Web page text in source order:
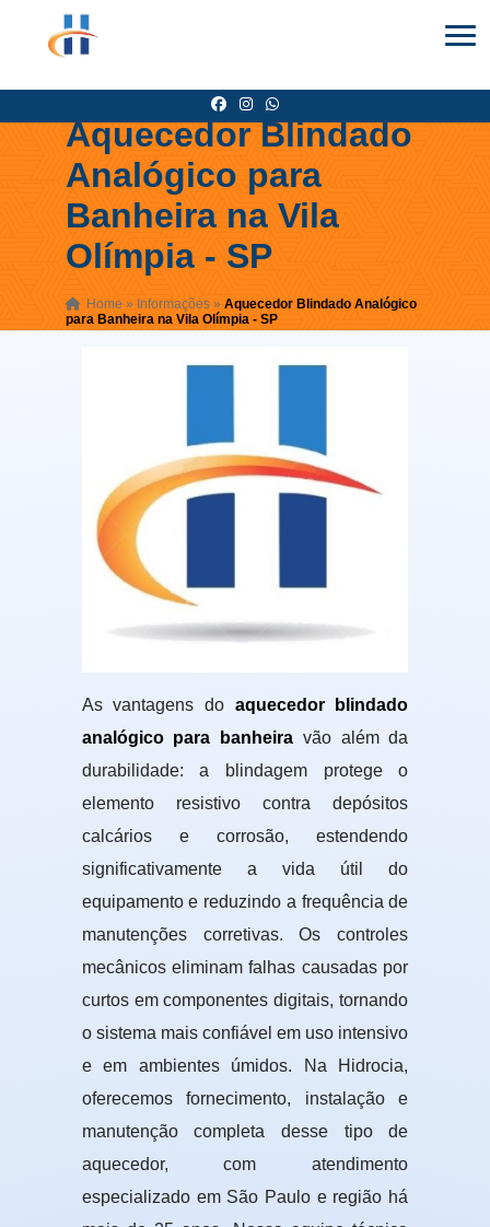
Aquecedor Blindado
Analógico para
Banheira na Vila
Olímpia - SP
Home » Informações » Aquecedor Blindado Analógico
para Banheira na Vila Olímpia - SP
As vantagens do aquecedor blindado
analógico para banheira vão além da
durabilidade: a blindagem protege o
elemento resistivo contra depósitos
calcários e corrosão, estendendo
significativamente a vida útil do
equipamento e reduzindo a frequência de
manutenções corretivas. Os controles
mecânicos eliminam falhas causadas por
curtos em componentes digitais, tornando
o sistema mais confiável em uso intensivo
e em ambientes úmidos. Na Hidrocia,
oferecemos fornecimento, instalação e
manutenção completa desse tipo de
aquecedor, com atendimento
especializado em São Paulo e região há